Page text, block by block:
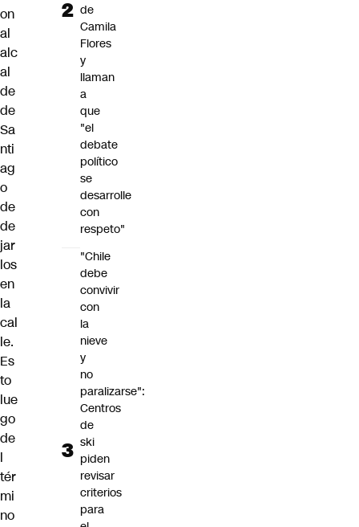
on
al
alc
al
de
de
Sa
nti
ag
o
de
de
jar
los
en
la
cal
le.
Es
to
lue
go
de
l
tér
mi
no
de
Camila
Flores
y
llaman
a
que
"el
debate
político
se
desarrolle
con
respeto"
"Chile
debe
convivir
con
la
nieve
y
no
paralizarse":
Centros
de
ski
piden
revisar
criterios
para